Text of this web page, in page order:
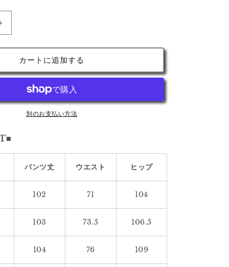
カートに追加する
別のお支払い方法
パンツ丈 ウエスト ヒップ
102 71 104
103 73.5 106.5
104 76 109